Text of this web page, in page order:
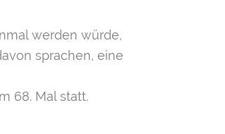
werden würde,
sprachen, eine
68. Mal statt.